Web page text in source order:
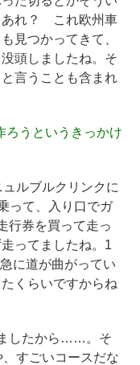
あれ？ これ欧州車
見つかってきて、
頭しましたね。そ
言うことも含まれ
ろうというきっかけ
ルブルクリンクに
って、入り口でガ
行券を買って走っ
ってましたね。1
に道が曲がってい
くらいですからね
したから……。そ
すごいコースだな